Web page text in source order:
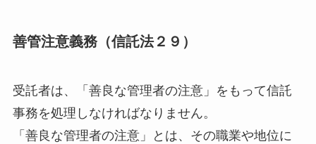
善管注意義務（信託法２９）
受託者は、「善良な管理者の注意」をもって信託
事務を処理しなければなりません。
「善良な管理者の注意」とは、その職業や地位に